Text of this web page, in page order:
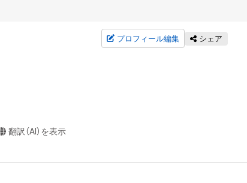
プロフィール編集 シェア
翻訳（AI）を表示